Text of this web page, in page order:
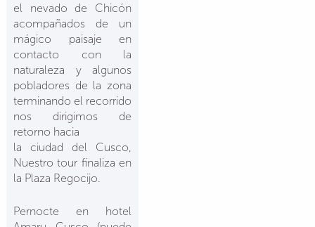
el nevado de Chicón
acompañados de un
mágico paisaje en
contacto con la
naturaleza y algunos
pobladores de la zona
terminando el recorrido
nos dirigimos de
retorno hacia
la ciudad del Cusco,
Nuestro tour finaliza en
la Plaza Regocijo.
Pernocte en hotel